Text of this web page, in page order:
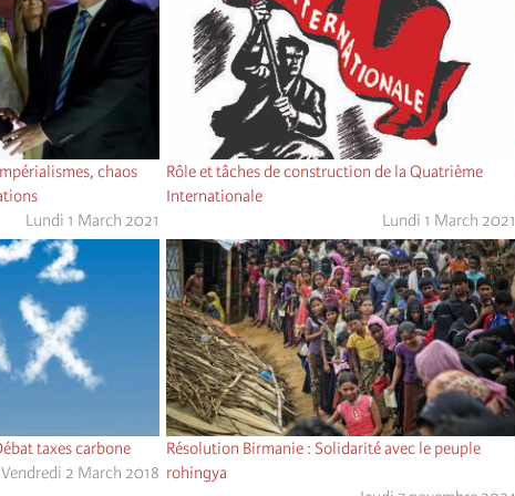
chaos
Lundi 1 March 2021
Rôle et tâches de construction de la Quatrième
Internationale
Lundi 1 March 2021
taxes carbone
Vendredi 2 March 2018
Résolution Birmanie : Solidarité avec le peuple
rohingya